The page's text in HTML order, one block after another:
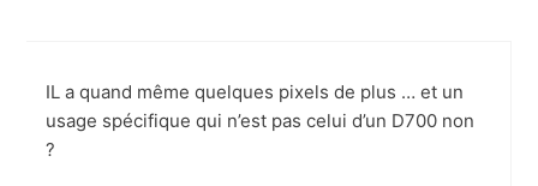
IL a quand même quelques pixels de plus … et un
usage spécifique qui n’est pas celui d’un D700 non
?